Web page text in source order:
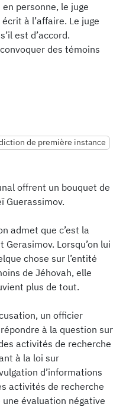
personne, le juge
à l’affaire. Le juge
est d’accord.
des témoins
de première instance
offrent un bouquet de
Guerassimov.
admet que c’est la
Gerasimov. Lorsqu’on lui
chose sur l’entité
de Jéhovah, elle
plus de tout.
un officier
à la question sur
activités de recherche
à la loi sur
d’informations
activités de recherche
évaluation négative